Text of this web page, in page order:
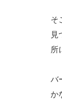
そ
見
所
バ
か